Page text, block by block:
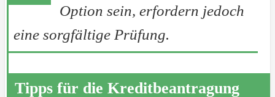
Option sein, erfordern jedoch
eine sorgfältige Prüfung.
Tipps für die Kreditbeantragung